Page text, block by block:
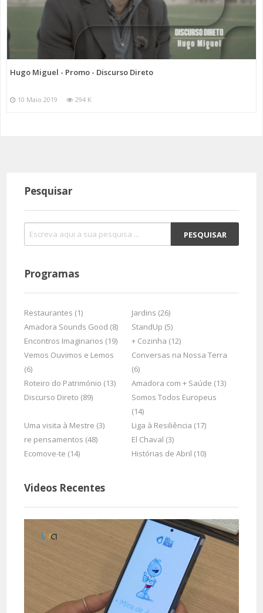
Hugo Miguel - Promo - Discurso Direto
10 Maio 2019 294 K
Pesquisar
Programas
Restaurantes (1)
Jardins (26)
Amadora Sounds Good (8)
StandUp (5)
Encontros Imaginarios (19)
+ Cozinha (12)
Vemos Ouvimos e Lemos
(6)
Conversas na Nossa Terra
(6)
Roteiro do Património (13)
Amadora com + Saúde (13)
Discurso Direto (89)
Somos Todos Europeus
(14)
Uma visita à Mestre (3)
Liga à Resiliência (17)
re pensamentos (48)
El Chaval (3)
Ecomove-te (14)
Histórias de Abril (10)
Videos Recentes